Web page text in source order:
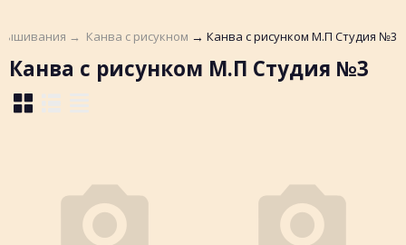
→ Канва с рисукном → Канва с рисунком М.П Студия №3
Канва с рисунком М.П Студия №3